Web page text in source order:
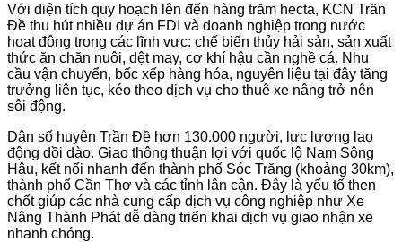
Với diện tích quy hoạch lên đến hàng trăm hecta, KCN Trần
Đề thu hút nhiều dự án FDI và doanh nghiệp trong nước
hoạt động trong các lĩnh vực: chế biến thủy hải sản, sản xuất
thức ăn chăn nuôi, dệt may, cơ khí hậu cần nghề cá. Nhu
cầu vận chuyển, bốc xếp hàng hóa, nguyên liệu tại đây tăng
trưởng liên tục, kéo theo dịch vụ cho thuê xe nâng trở nên
sôi động.
Dân số huyện Trần Đề hơn 130.000 người, lực lượng lao
động dồi dào. Giao thông thuận lợi với quốc lộ Nam Sông
Hậu, kết nối nhanh đến thành phố Sóc Trăng (khoảng 30km),
thành phố Cần Thơ và các tỉnh lân cận. Đây là yếu tố then
chốt giúp các nhà cung cấp dịch vụ công nghiệp như Xe
Nâng Thành Phát dễ dàng triển khai dịch vụ giao nhận xe
nhanh chóng.